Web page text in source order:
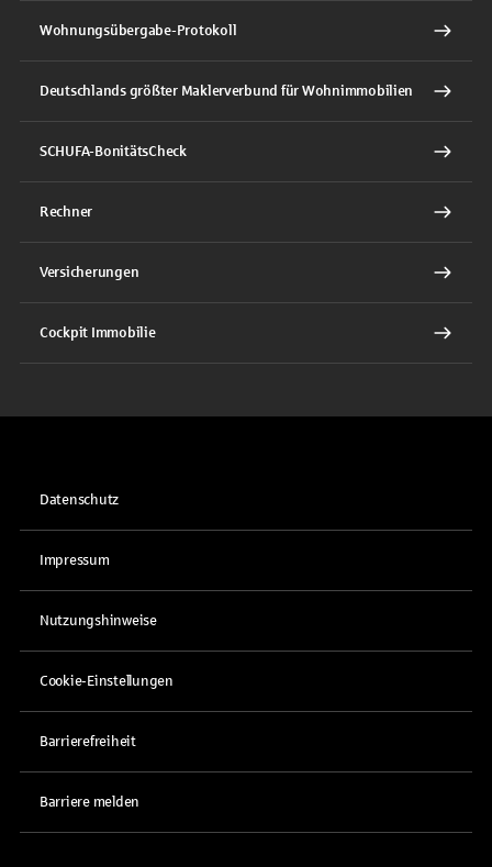
Wohnungsübergabe-Protokoll
Deutschlands größter Maklerverbund für Wohnimmobilien
SCHUFA-BonitätsCheck
Rechner
Versicherungen
Cockpit Immobilie
Datenschutz
Impressum
Nutzungshinweise
Cookie-Einstellungen
Barrierefreiheit
Barriere melden